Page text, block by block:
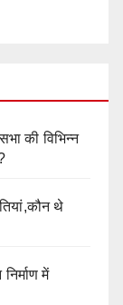
की विभिन्न
थे
में